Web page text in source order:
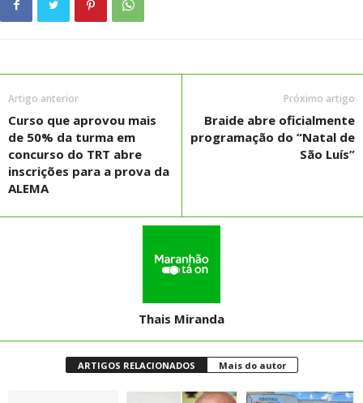
Artigo anterior
Curso que aprovou mais
de 50% da turma em
concurso do TRT abre
inscrições para a prova da
ALEMA
Próximo artigo
Braide abre oficialmente
programação do “Natal de
São Luís”
Thais Miranda
ARTIGOS RELACIONADOS Mais do autor